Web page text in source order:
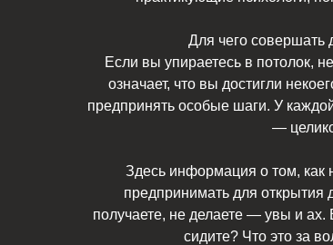
Для чего совершать
Если вы упираетесь в потолок,
означает, что вы достигли
предпринять особые шаги. У
—
Здесь информация о том, как
предпринимать для открытия
получаете, не делаете — увы и
сидите? Что это за